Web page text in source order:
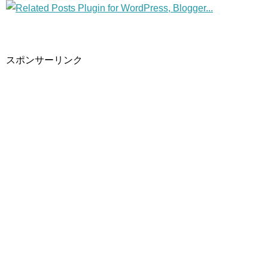
スポンサーリンク